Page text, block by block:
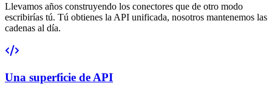
Llevamos años construyendo los conectores que de otro modo
escribirías tú. Tú obtienes la API unificada, nosotros mantenemos las
cadenas al día.
Una superficie de API